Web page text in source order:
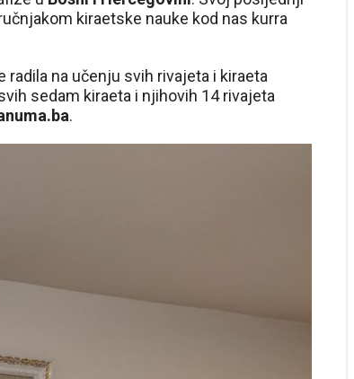
kiraetske nauke kod nas kurra
radila na učenju svih rivajeta i kiraeta
sedam kiraeta i njihovih 14 rivajeta
.